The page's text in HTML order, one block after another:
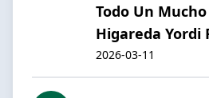
Todo Un
Higareda Yordi
2026-03-11